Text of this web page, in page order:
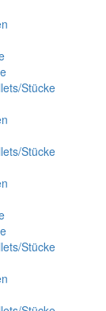
Stücke
Stücke
Stücke